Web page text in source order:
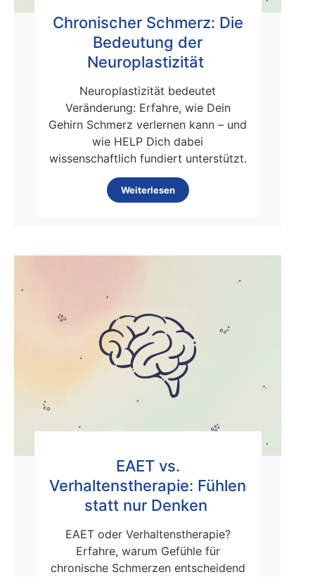
Chronischer Schmerz: Die
Bedeutung der
Neuroplastizität
Neuroplastizität bedeutet
Veränderung: Erfahre, wie Dein
Gehirn Schmerz verlernen kann – und
wie HELP Dich dabei
wissenschaftlich fundiert unterstützt.
Weiterlesen
EAET vs.
Verhaltenstherapie: Fühlen
statt nur Denken
EAET oder Verhaltenstherapie?
Erfahre, warum Gefühle für
chronische Schmerzen entscheidend